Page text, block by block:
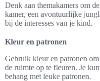
Denk aan themakamers om
kamer, een avontuurlijke
bij de interesses van je kind.
Kleur en patronen
Gebruik kleur en patronen
de ruimte op te fleuren. Je
behang met leuke patronen.